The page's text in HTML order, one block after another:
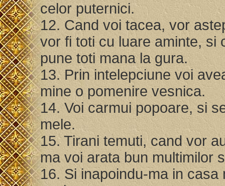
celor puternici.
12. Cand voi tacea, vor
vor fi toti cu luare aminte, si
pune toti mana la gura.
13. Prin intelepciune voi
mine o pomenire vesnica.
14. Voi carmui popoare, si
mele.
15. Tirani temuti, cand vor
ma voi arata bun multimilor
16. Si inapoindu-ma in